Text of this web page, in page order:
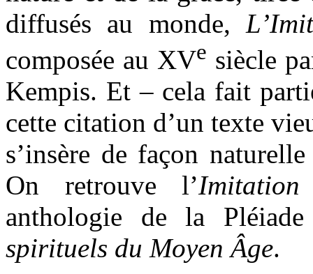
diffusés au monde,
composée au XVe siècle
Kempis. Et – cela fait
cette citation d’un texte
s’insère de façon
On retrouve l’Imitation
anthologie de la
spirituels du Moyen Âge.